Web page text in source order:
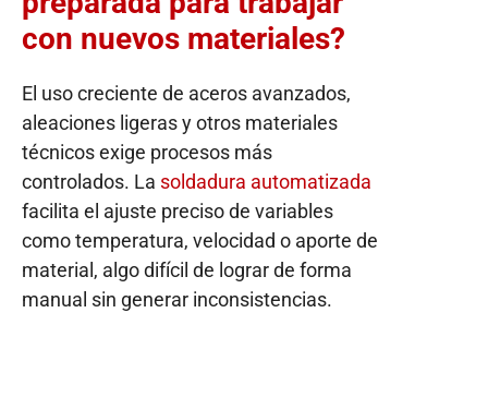
con nuevos materiales?
El uso creciente de aceros avanzados,
aleaciones ligeras y otros materiales
técnicos exige procesos más
controlados. La soldadura automatizada
facilita el ajuste preciso de variables
como temperatura, velocidad o aporte de
material, algo difícil de lograr de forma
manual sin generar inconsistencias.